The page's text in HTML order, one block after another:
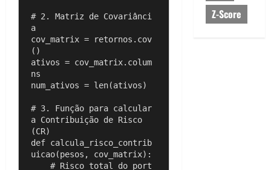
# 2. Matriz de Covariânci
a
cov_matrix = retornos.cov
()
ativos = cov_matrix.colum
ns
num_ativos = len(ativos)
# 3. Função para calcular
a Contribuição de Risco
(CR)
def calcula_risco_contrib
uicao(pesos, cov_matrix):
Z-Score